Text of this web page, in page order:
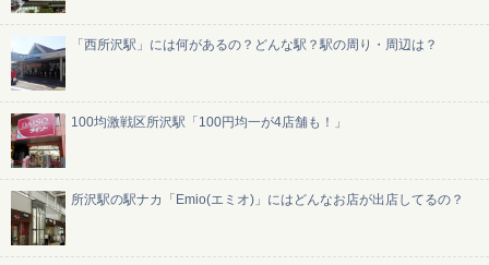
「西所沢駅」には何があるの？どんな駅？駅の周り・周辺は？
100均激戦区所沢駅「100円均一が4店舗も！」
所沢駅の駅ナカ「Emio(エミオ)」にはどんなお店が出店してるの？